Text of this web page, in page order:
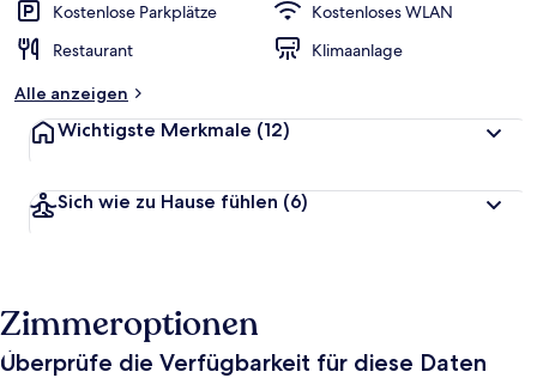
Kostenlose Parkplätze
Kostenloses WLAN
Restaurant
Klimaanlage
Alle anzeigen
Wichtigste Merkmale (12)
Sich wie zu Hause fühlen (6)
Zimmeroptionen
Überprüfe die Verfügbarkeit für diese Daten